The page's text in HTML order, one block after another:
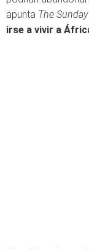
apunta The
irse a vivir a